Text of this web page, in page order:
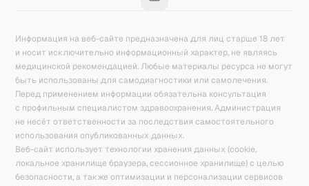
Информация на веб-сайте предназначена для лиц старше 18 лет
и носит исключительно информационный характер, не являясь
медицинской рекомендацией. Любые материалы ресурса не могут
быть использованы для самодиагностики или самолечения.
Перед применением информации обязательна консультация
с профильным специалистом здравоохранения. Администрация
не несёт ответственности за последствия самостоятельного
использования опубликованных данных.
Веб-сайт использует технологии хранения данных (cookie,
локальное хранилище браузера, сессионное хранилище) с целью
безопасности, а также оптимизации и персонализации сервисов